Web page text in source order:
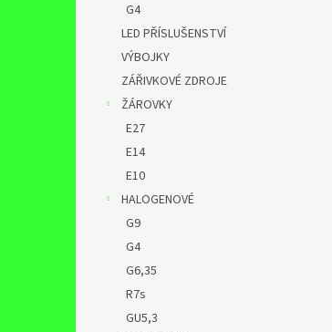
G4
LED PŘÍSLUŠENSTVÍ
VÝBOJKY
ZÁŘIVKOVÉ ZDROJE
ŽÁROVKY
E27
E14
E10
HALOGENOVÉ
G9
G4
G6,35
R7s
GU5,3